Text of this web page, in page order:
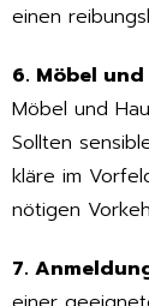
einen
6. Möbel
Möbel und
Sollten
kläre im
nötigen
7.